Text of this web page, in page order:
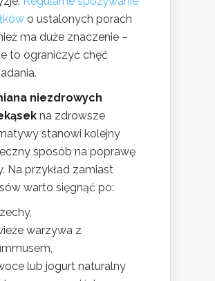
o ustalonych porach
ma duże znaczenie –
to ograniczyć chęć
niezdrowych
na zdrowsze
stanowi kolejny
sposób na poprawę
Na przykład zamiast
warto sięgnąć po:
warzywa z
lub jogurt naturalny